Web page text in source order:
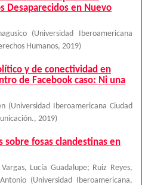
Desaparecidos en Nuevo
(Universidad Iberoamericana
Humanos, 2019)
y de conectividad en
de Facebook caso: Ni una
(Universidad Iberoamericana Ciudad
, 2019)
sobre fosas clandestinas en
Vargas, Lucía Guadalupe;
Ruiz Reyes,
(Universidad Iberoamericana,